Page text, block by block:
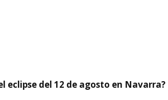
eclipse del 12 de agosto en Navarra?